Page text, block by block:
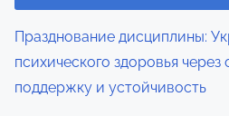
Празднование дисциплины:
психического здоровья через
поддержку и устойчивость